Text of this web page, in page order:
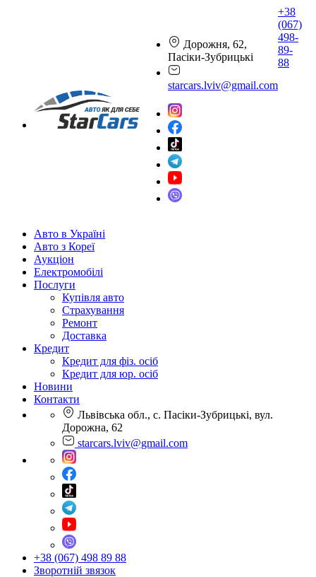
Дорожня, 62,
Пасіки-Зубрицькі
starcars.lviv@gmail.com
+38
(067)
498-
89-
88
Авто в Україні
Авто з Кореї
Аукціон
Електромобілі
Послуги
Купівля авто
Страхування
Ремонт
Доставка
Кредит
Кредит для фіз. осіб
Кредит для юр. осіб
Новини
Контакти
Львівська обл., с. Пасіки-Зубрицькі, вул.
Дорожна, 62
starcars.lviv@gmail.com
+38 (067) 498 89 88
Зворотній звязок